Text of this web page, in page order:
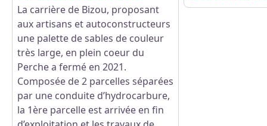
Voir l'image en plein écran
La carrière de Bizou, proposant
aux artisans et autoconstructeurs
une palette de sables de couleur
très large, en plein coeur du
Perche a fermé en 2021.
Composée de 2 parcelles séparées
par une conduite d’hydrocarbure,
la 1ère parcelle est arrivée en fin